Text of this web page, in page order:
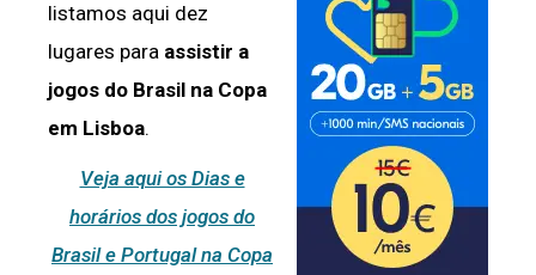
listamos aqui dez
lugares para assistir a
jogos do Brasil na Copa
em Lisboa.
Veja aqui os Dias e
horários dos jogos do
Brasil e Portugal na Copa